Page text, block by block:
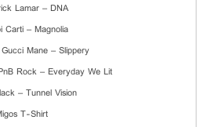
Lamar – DNA.
Carti – Magnolia
Mane – Slippery
Rock – Everyday We Lit
– Tunnel Vision
T-Shirt